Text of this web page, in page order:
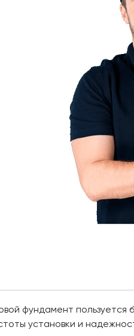
фундамент пользуется
установки и